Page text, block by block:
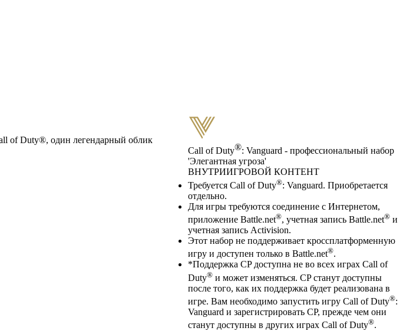
Call of Duty®: Vanguard - профессиональный набор
'Элегантная угроза'
ВНУТРИИГРОВОЙ КОНТЕНТ
Цена
Available actions
Требуется Call of Duty®: Vanguard. Приобретается
отдельно.
Для игры требуются соединение с Интернетом,
приложение Battle.net®, учетная запись Battle.net® и
учетная запись Activision.
Этот набор не поддерживает кроссплатформенную
игру и доступен только в Battle.net®.
*Поддержка CP доступна не во всех играх Call of
Duty® и может изменяться. CP станут доступны
после того, как их поддержка будет реализована в
игре. Вам необходимо запустить игру Call of Duty®:
Vanguard и зарегистрировать CP, прежде чем они
станут доступны в других играх Call of Duty®.
of Duty®, один легендарный облик